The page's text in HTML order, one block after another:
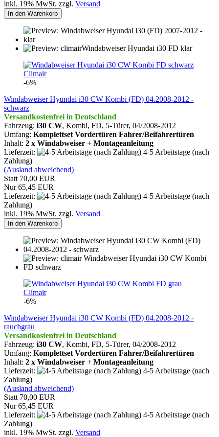
inkl. 19% MwSt. zzgl. Versand
In den Warenkorb
Climair
-6%
Windabweiser Hyundai i30 CW Kombi (FD) 04.2008-2012 -
schwarz
Versandkostenfrei in Deutschland
Fahrzeug: i30 CW, Kombi, FD, 5-Türer, 04/2008-2012
Umfang: Komplettset Vordertüren Fahrer/Beifahrertüren
Inhalt: 2 x Windabweiser + Montageanleitung
Lieferzeit:
4-5 Arbeitstage (nach
Zahlung)
(Ausland abweichend)
Statt 70,00 EUR
Nur 65,45 EUR
Lieferzeit:
4-5 Arbeitstage (nach
Zahlung)
inkl. 19% MwSt. zzgl. Versand
In den Warenkorb
Climair
-6%
Windabweiser Hyundai i30 CW Kombi (FD) 04.2008-2012 -
rauchgrau
Versandkostenfrei in Deutschland
Fahrzeug: i30 CW, Kombi, FD, 5-Türer, 04/2008-2012
Umfang: Komplettset Vordertüren Fahrer/Beifahrertüren
Inhalt: 2 x Windabweiser + Montageanleitung
Lieferzeit:
4-5 Arbeitstage (nach
Zahlung)
(Ausland abweichend)
Statt 70,00 EUR
Nur 65,45 EUR
Lieferzeit:
4-5 Arbeitstage (nach
Zahlung)
inkl. 19% MwSt. zzgl. Versand